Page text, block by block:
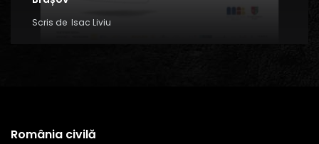
Scris de Isac Liviu
România civilă